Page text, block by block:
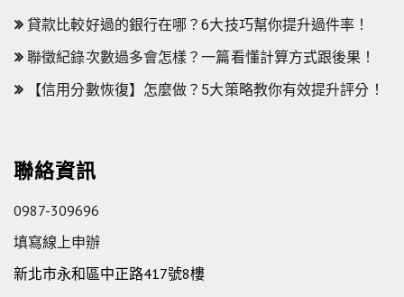
貸款比較好過的銀行在哪？6大技巧幫你提升過件率！
聯徵紀錄次數過多會怎樣？一篇看懂計算方式跟後果！
【信用分數恢復】怎麼做？5大策略教你有效提升評分！
聯絡資訊
0987-309696
填寫線上申辦
新北市永和區中正路417號8樓